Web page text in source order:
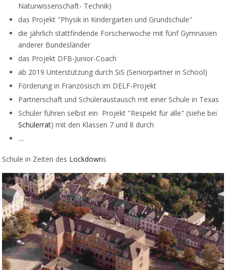
Naturwissenschaft- Technik)
das Projekt "Physik in Kindergarten und Grundschule"
die jährlich stattfindende Forscherwoche mit fünf Gymnasien
anderer Bundesländer
das Projekt DFB-Junior-Coach
ab 2019 Unterstützung durch SiS (Seniorpartner in School)
Förderung in Französisch im DELF-Projekt
Partnerschaft und Schüleraustausch mit einer Schule in Texas
Schüler führen selbst ein Projekt "Respekt für alle" (siehe bei
Schülerrat) mit den Klassen 7 und 8 durch
....
Schule in Zeiten des Lockdowns